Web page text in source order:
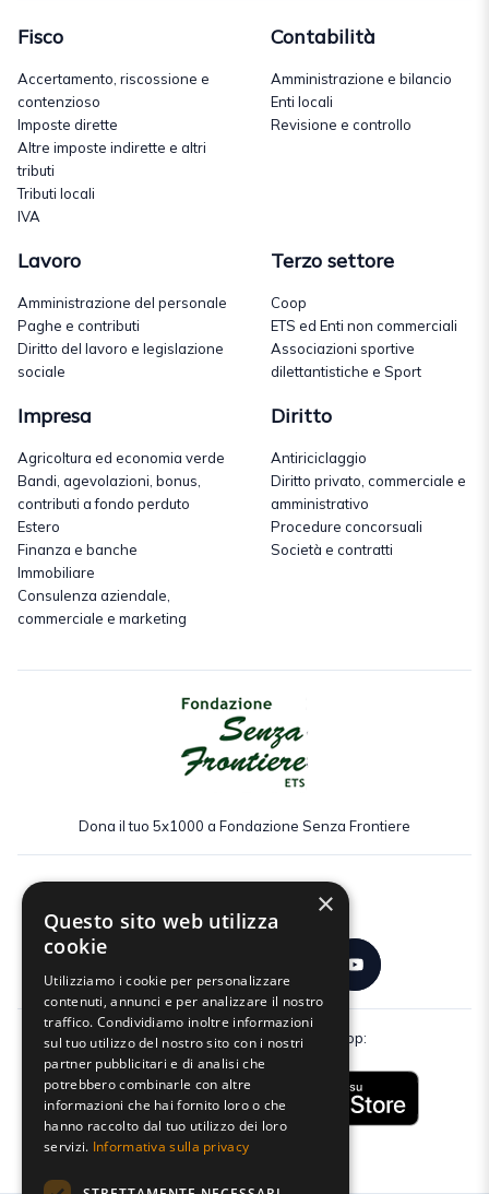
Fisco
Accertamento, riscossione e
contenzioso
Imposte dirette
Altre imposte indirette e altri
tributi
Tributi locali
IVA
Contabilità
Amministrazione e bilancio
Enti locali
Revisione e controllo
Lavoro
Amministrazione del personale
Paghe e contributi
Diritto del lavoro e legislazione
sociale
Terzo settore
Coop
ETS ed Enti non commerciali
Associazioni sportive
dilettantistiche e Sport
Impresa
Agricoltura ed economia verde
Bandi, agevolazioni, bonus,
contributi a fondo perduto
Estero
Finanza e banche
Immobiliare
Consulenza aziendale,
commerciale e marketing
Diritto
Antiriciclaggio
Diritto privato, commerciale e
amministrativo
Procedure concorsuali
Società e contratti
Dona il tuo 5x1000 a Fondazione Senza Frontiere
Scarica gratuitamente la nostra app:
×
Questo sito web utilizza
cookie
Utilizziamo i cookie per personalizzare
contenuti, annunci e per analizzare il nostro
traffico. Condividiamo inoltre informazioni
sul tuo utilizzo del nostro sito con i nostri
partner pubblicitari e di analisi che
potrebbero combinarle con altre
informazioni che hai fornito loro o che
hanno raccolto dal tuo utilizzo dei loro
servizi. Informativa sulla privacy